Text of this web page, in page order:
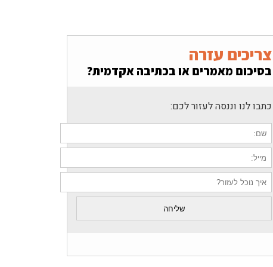
צריכים עזרה
בסיכום מאמרים או בכתיבה אקדמית?
כתבו לנו וננסה לעזור לכם: